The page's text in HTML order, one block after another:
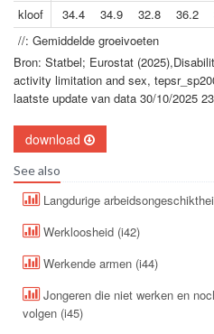
kloof
34.4 34.9 32.8 36.2
//: Gemiddelde groeivoeten
Bron: Statbel; Eurostat
activity limitation and sex,
laatste update van data 30/10/2025
download
See also
Langdurige
Werkloosheid (i42)
Werkende armen (i44)
Jongeren die niet werken en
volgen (i45)